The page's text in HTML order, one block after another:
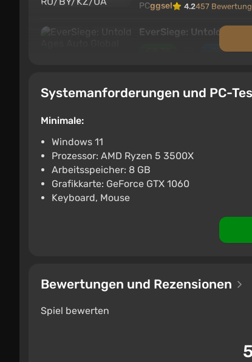
PCggsel 4.2457
EverSiege: Untold Ages
-2%
EverSiege: Untold Ages
EverSiege: Untold Ages
€9.04
Systemanforderungen und PC-
Minimale:
Windows 11
Prozessor: AMD Ryzen 5 3500X
Arbeitsspeicher: 8 GB
Grafikkarte: GeForce GTX 1060
Keyboard, Mouse
Bewertungen und Rezensionen
Spiel bewerten